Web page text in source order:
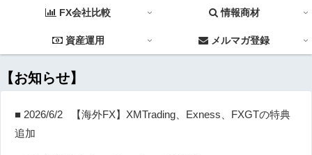
FX会社比較 情報商材
資産運用 メルマガ登録
【お知らせ】
■ 2026/6/2 【海外FX】XMTrading、Exness、FXGTの特典
追加